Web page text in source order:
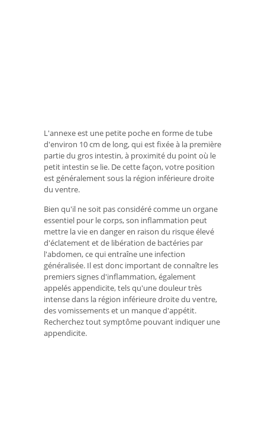
L'annexe est une petite poche en forme de tube
d'environ 10 cm de long, qui est fixée à la première
partie du gros intestin, à proximité du point où le
petit intestin se lie. De cette façon, votre position
est généralement sous la région inférieure droite
du ventre.
Bien qu'il ne soit pas considéré comme un organe
essentiel pour le corps, son inflammation peut
mettre la vie en danger en raison du risque élevé
d'éclatement et de libération de bactéries par
l'abdomen, ce qui entraîne une infection
généralisée. Il est donc important de connaître les
premiers signes d'inflammation, également
appelés appendicite, tels qu'une douleur très
intense dans la région inférieure droite du ventre,
des vomissements et un manque d'appétit.
Recherchez tout symptôme pouvant indiquer une
appendicite.